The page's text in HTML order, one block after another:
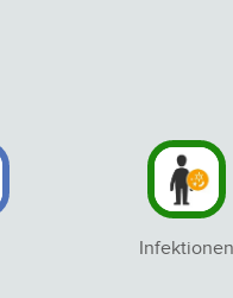
Infektionen